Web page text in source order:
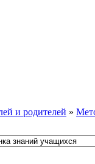
и родителей »